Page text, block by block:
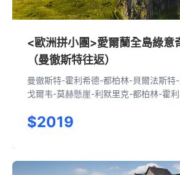
<歐洲拼小團>愛爾蘭全島綠意
（曼徹斯特往返）
曼徹斯特-霍利希德-都柏林-貝爾法斯
戈爾韦-莫赫懸崖-利默里克-都柏林-霍
$2019